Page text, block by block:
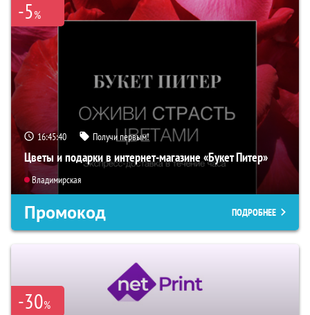
-5%
16:45:39 Получи первым!
Цветы и подарки в интернет-магазине «Букет Питер»
Владимирская
Промокод ПОДРОБНЕЕ
-30%